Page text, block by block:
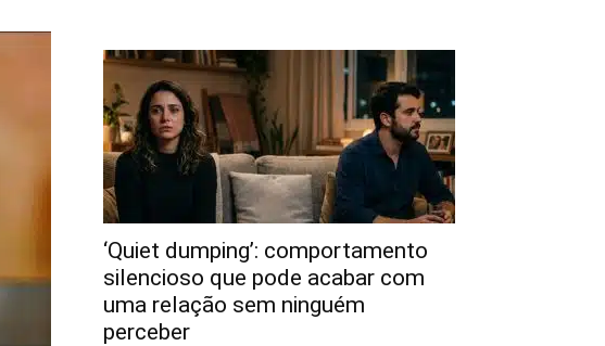
‘Quiet dumping’: comportamento
silencioso que pode acabar com
uma relação sem ninguém
perceber